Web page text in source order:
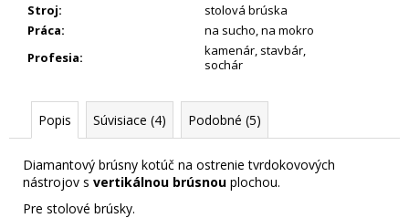
Stroj:
stolová brúska
Práca: na sucho na mokro
Profesia: kamenár stavbár
sochár
Popis Súvisiace (4) Podobné (5)
Diamantový brúsny kotúč na ostrenie tvrdokovových
nástrojov s vertikálnou brúsnou plochou.
Pre stolové brúsky.